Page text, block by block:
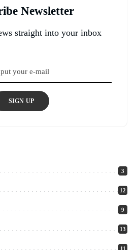
Newsletter
straight into your inbox
SIGN UP
3
12
9
13
11